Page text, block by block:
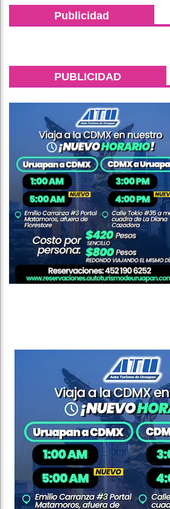
Publicidad
PUBLICIDAD